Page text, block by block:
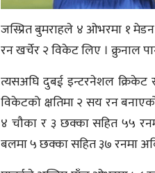
जस्प्रित बुमराहले ४ ओभरमा १
रन खर्चेर २ विकेट लिए । क्रुनाल
त्यसअघि दुबई इन्टरनेशल क्रिकेट
विकेटको क्षतिमा २ सय रन
४ चौका र ३ छक्का सहित ५५
बलमा ५ छक्का सहित ३७ रनमा